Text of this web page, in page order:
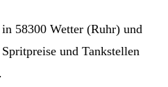
58300 Wetter (Ruhr) und
und Tankstellen